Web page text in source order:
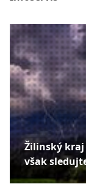
Žilinský
však